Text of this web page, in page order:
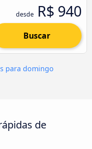
desde R$ 940
Buscar
para domingo
de